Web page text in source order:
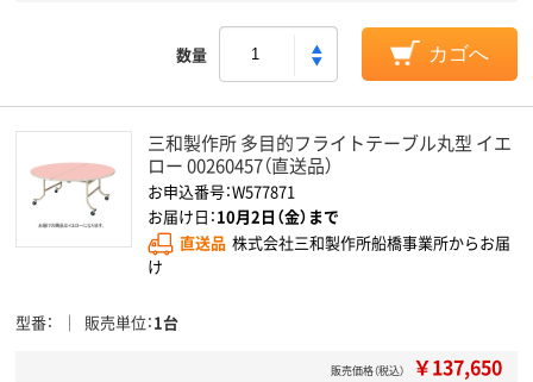
数量 カゴへ
三和製作所 多目的フライトテーブル丸型 イエ
ロー 00260457（直送品）
お申込番号：W577871
お届け日：10月2日（金）まで
直送品 株式会社三和製作所船橋事業所からお届
け
型番 販売単位 1台
販売価格（税込） ￥137,650